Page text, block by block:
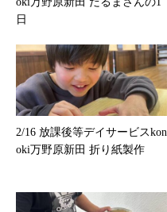
日
2/16 放課後等デイサービスkon
oki万野原新田 折り紙製作